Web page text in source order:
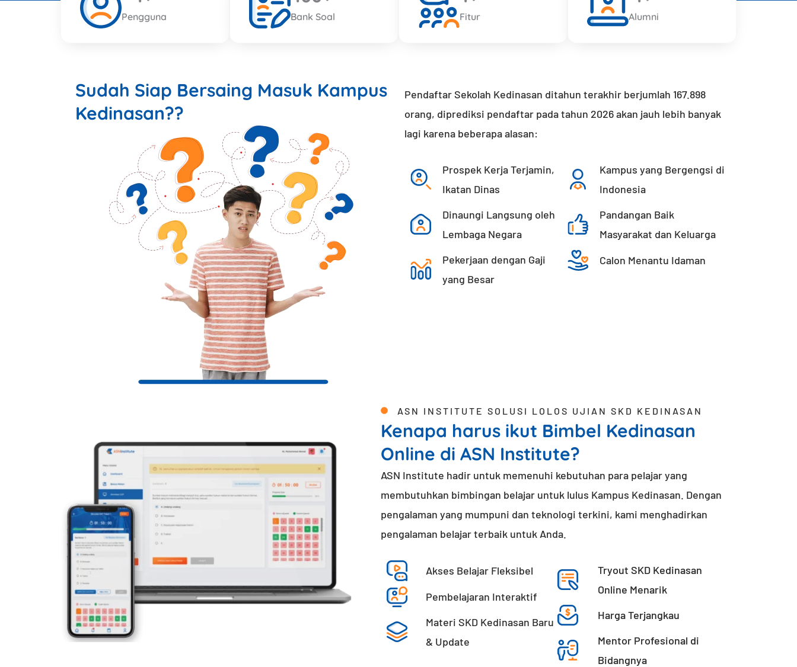
Pengguna Bank Soal Fitur Alumni
Sudah Siap Bersaing Masuk Kampus
Kedinasan??
Pendaftar Sekolah Kedinasan ditahun terakhir berjumlah 167.898
orang, diprediksi pendaftar pada tahun 2026 akan jauh lebih banyak
lagi karena beberapa alasan:
Prospek Kerja Terjamin,
Ikatan Dinas
Dinaungi Langsung oleh
Lembaga Negara
Pekerjaan dengan Gaji
yang Besar
Kampus yang Bergengsi di
Indonesia
Pandangan Baik
Masyarakat dan Keluarga
Calon Menantu Idaman
ASN INSTITUTE SOLUSI LOLOS UJIAN SKD KEDINASAN
Kenapa harus ikut Bimbel Kedinasan
Online di ASN Institute?
ASN Institute hadir untuk memenuhi kebutuhan para pelajar yang
membutuhkan bimbingan belajar untuk lulus Kampus Kedinasan. Dengan
pengalaman yang mumpuni dan teknologi terkini, kami menghadirkan
pengalaman belajar terbaik untuk Anda.
Akses Belajar Fleksibel
Pembelajaran Interaktif​
Materi SKD Kedinasan Baru
& Update
Tryout SKD Kedinasan
Online Menarik
Harga Terjangkau
Mentor Profesional di
Bidangnya